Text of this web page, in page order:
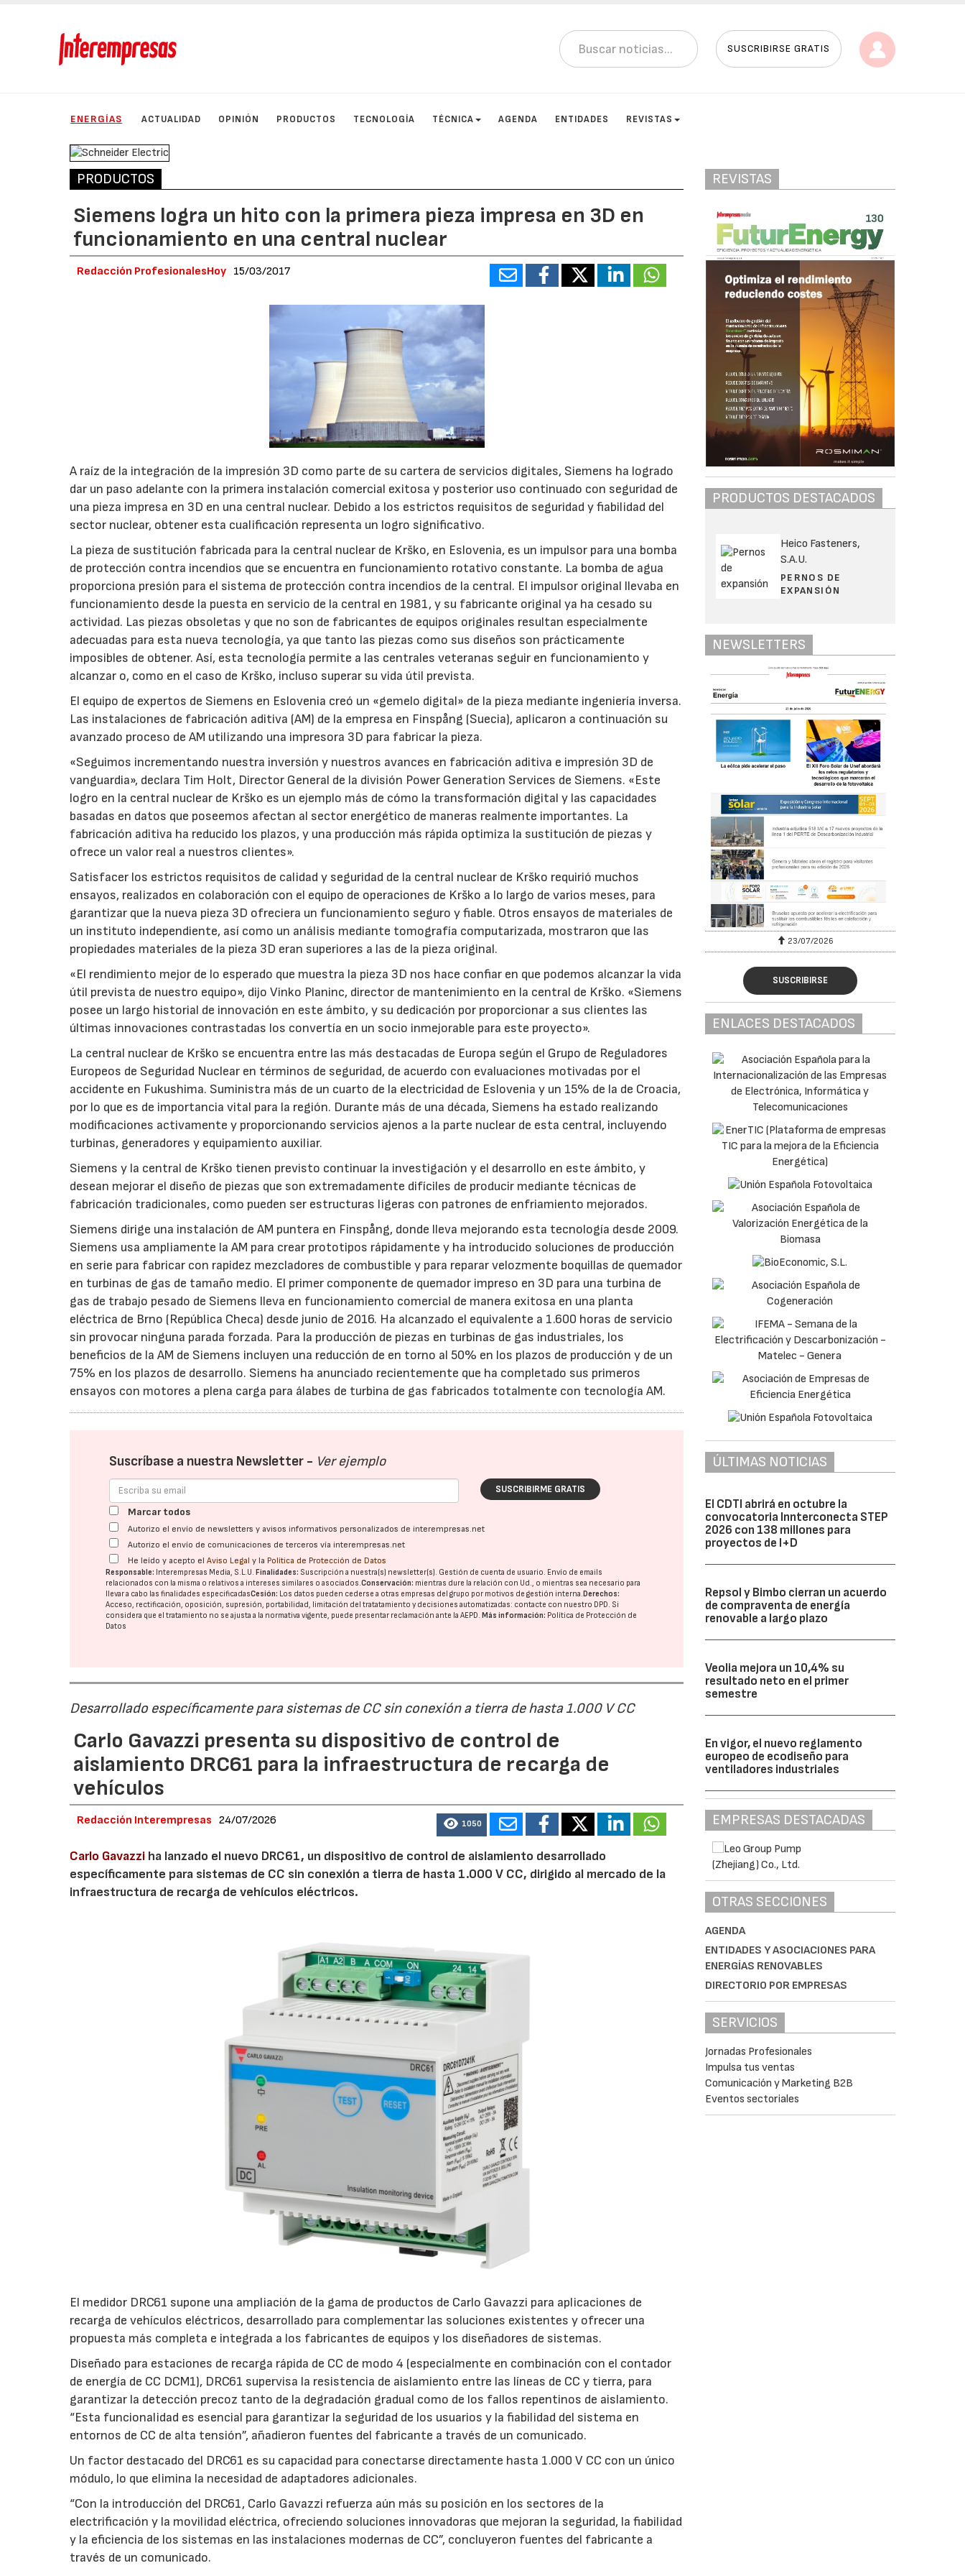
SUSCRIBIRSE GRATIS
ENERGÍAS ACTUALIDAD OPINIÓN PRODUCTOS TECNOLOGÍA TÉCNICA AGENDA ENTIDADES REVISTAS
PRODUCTOS
Siemens logra un hito con la primera pieza impresa en 3D en
funcionamiento en una central nuclear
Redacción ProfesionalesHoy 15/03/2017
A raíz de la integración de la impresión 3D como parte de su cartera de servicios digitales, Siemens ha logrado
dar un paso adelante con la primera instalación comercial exitosa y posterior uso continuado con seguridad de
una pieza impresa en 3D en una central nuclear. Debido a los estrictos requisitos de seguridad y fiabilidad del
sector nuclear, obtener esta cualificación representa un logro significativo.
La pieza de sustitución fabricada para la central nuclear de Krško, en Eslovenia, es un impulsor para una bomba
de protección contra incendios que se encuentra en funcionamiento rotativo constante. La bomba de agua
proporciona presión para el sistema de protección contra incendios de la central. El impulsor original llevaba en
funcionamiento desde la puesta en servicio de la central en 1981, y su fabricante original ya ha cesado su
actividad. Las piezas obsoletas y que no son de fabricantes de equipos originales resultan especialmente
adecuadas para esta nueva tecnología, ya que tanto las piezas como sus diseños son prácticamente
imposibles de obtener. Así, esta tecnología permite a las centrales veteranas seguir en funcionamiento y
alcanzar o, como en el caso de Krško, incluso superar su vida útil prevista.
El equipo de expertos de Siemens en Eslovenia creó un «gemelo digital» de la pieza mediante ingeniería inversa.
Las instalaciones de fabricación aditiva (AM) de la empresa en Finspång (Suecia), aplicaron a continuación su
avanzado proceso de AM utilizando una impresora 3D para fabricar la pieza.
«Seguimos incrementando nuestra inversión y nuestros avances en fabricación aditiva e impresión 3D de
vanguardia», declara Tim Holt, Director General de la división Power Generation Services de Siemens. «Este
logro en la central nuclear de Krško es un ejemplo más de cómo la transformación digital y las capacidades
basadas en datos que poseemos afectan al sector energético de maneras realmente importantes. La
fabricación aditiva ha reducido los plazos, y una producción más rápida optimiza la sustitución de piezas y
ofrece un valor real a nuestros clientes».
Satisfacer los estrictos requisitos de calidad y seguridad de la central nuclear de Krško requirió muchos
ensayos, realizados en colaboración con el equipo de operaciones de Krško a lo largo de varios meses, para
garantizar que la nueva pieza 3D ofreciera un funcionamiento seguro y fiable. Otros ensayos de materiales de
un instituto independiente, así como un análisis mediante tomografía computarizada, mostraron que las
propiedades materiales de la pieza 3D eran superiores a las de la pieza original.
«El rendimiento mejor de lo esperado que muestra la pieza 3D nos hace confiar en que podemos alcanzar la vida
útil prevista de nuestro equipo», dijo Vinko Planinc, director de mantenimiento en la central de Krško. «Siemens
posee un largo historial de innovación en este ámbito, y su dedicación por proporcionar a sus clientes las
últimas innovaciones contrastadas los convertía en un socio inmejorable para este proyecto».
La central nuclear de Krško se encuentra entre las más destacadas de Europa según el Grupo de Reguladores
Europeos de Seguridad Nuclear en términos de seguridad, de acuerdo con evaluaciones motivadas por el
accidente en Fukushima. Suministra más de un cuarto de la electricidad de Eslovenia y un 15% de la de Croacia,
por lo que es de importancia vital para la región. Durante más de una década, Siemens ha estado realizando
modificaciones activamente y proporcionando servicios ajenos a la parte nuclear de esta central, incluyendo
turbinas, generadores y equipamiento auxiliar.
Siemens y la central de Krško tienen previsto continuar la investigación y el desarrollo en este ámbito, y
desean mejorar el diseño de piezas que son extremadamente difíciles de producir mediante técnicas de
fabricación tradicionales, como pueden ser estructuras ligeras con patrones de enfriamiento mejorados.
Siemens dirige una instalación de AM puntera en Finspång, donde lleva mejorando esta tecnología desde 2009.
Siemens usa ampliamente la AM para crear prototipos rápidamente y ha introducido soluciones de producción
en serie para fabricar con rapidez mezcladores de combustible y para reparar velozmente boquillas de quemador
en turbinas de gas de tamaño medio. El primer componente de quemador impreso en 3D para una turbina de
gas de trabajo pesado de Siemens lleva en funcionamiento comercial de manera exitosa en una planta
eléctrica de Brno (República Checa) desde junio de 2016. Ha alcanzado el equivalente a 1.600 horas de servicio
sin provocar ninguna parada forzada. Para la producción de piezas en turbinas de gas industriales, los
beneficios de la AM de Siemens incluyen una reducción de en torno al 50% en los plazos de producción y de un
75% en los plazos de desarrollo. Siemens ha anunciado recientemente que ha completado sus primeros
ensayos con motores a plena carga para álabes de turbina de gas fabricados totalmente con tecnología AM.
Suscríbase a nuestra Newsletter - Ver ejemplo
SUSCRIBIRME GRATIS
Marcar todos
Autorizo el envío de newsletters y avisos informativos personalizados de interempresas.net
Autorizo el envío de comunicaciones de terceros vía interempresas.net
He leído y acepto elAviso Legal y la Política de Protección de Datos
Responsable: Interempresas Media, S.L.U.Finalidades: Suscripción a nuestra(s) newsletter(s). Gestión de cuenta de usuario. Envío de emails
relacionados con la misma o relativos a intereses similares o asociados.Conservación: mientras dure la relación con Ud., o mientras sea necesario para
llevar a cabo las finalidades especificadasCesión: Los datos pueden cederse a otras empresas del grupo por motivos de gestión interna.Derechos:
Acceso, rectificación, oposición, supresión, portabilidad, limitación del tratatamiento y decisiones automatizadas: contacte con nuestro DPD. Si
considera que el tratamiento no se ajusta a la normativa vigente, puede presentar reclamación ante laAEPD.Más información: Política de Protección de
Datos
Desarrollado específicamente para sistemas de CC sin conexión a tierra de hasta 1.000 V CC
Carlo Gavazzi presenta su dispositivo de control de
aislamiento DRC61 para la infraestructura de recarga de
vehículos
Redacción Interempresas 24/07/2026 1050
Carlo Gavazzi ha lanzado el nuevo DRC61, un dispositivo de control de aislamiento desarrollado
específicamente para sistemas de CC sin conexión a tierra de hasta 1.000 V CC, dirigido al mercado de la
infraestructura de recarga de vehículos eléctricos.
El medidor DRC61 supone una ampliación de la gama de productos de Carlo Gavazzi para aplicaciones de
recarga de vehículos eléctricos, desarrollado para complementar las soluciones existentes y ofrecer una
propuesta más completa e integrada a los fabricantes de equipos y los diseñadores de sistemas.
Diseñado para estaciones de recarga rápida de CC de modo 4 (especialmente en combinación con el contador
de energía de CC DCM1), DRC61 supervisa la resistencia de aislamiento entre las líneas de CC y tierra, para
garantizar la detección precoz tanto de la degradación gradual como de los fallos repentinos de aislamiento.
“Esta funcionalidad es esencial para garantizar la seguridad de los usuarios y la fiabilidad del sistema en
entornos de CC de alta tensión”, añadieron fuentes del fabricante a través de un comunicado.
Un factor destacado del DRC61 es su capacidad para conectarse directamente hasta 1.000 V CC con un único
módulo, lo que elimina la necesidad de adaptadores adicionales.
“Con la introducción del DRC61, Carlo Gavazzi refuerza aún más su posición en los sectores de la
electrificación y la movilidad eléctrica, ofreciendo soluciones innovadoras que mejoran la seguridad, la fiabilidad
y la eficiencia de los sistemas en las instalaciones modernas de CC”, concluyeron fuentes del fabricante a
través de un comunicado.
REVISTAS
PRODUCTOS DESTACADOS
Heico Fasteners,
S.A.U.
PERNOS DE
EXPANSIÓN
NEWSLETTERS
23/07/2026
SUSCRIBIRSE
ENLACES DESTACADOS
ÚLTIMAS NOTICIAS
El CDTI abrirá en octubre la
convocatoria Innterconecta STEP
2026 con 138 millones para
proyectos de I+D
Repsol y Bimbo cierran un acuerdo
de compraventa de energía
renovable a largo plazo
Veolia mejora un 10,4% su
resultado neto en el primer
semestre
En vigor, el nuevo reglamento
europeo de ecodiseño para
ventiladores industriales
EMPRESAS DESTACADAS
OTRAS SECCIONES
AGENDA
ENTIDADES Y ASOCIACIONES PARA
ENERGÍAS RENOVABLES
DIRECTORIO POR EMPRESAS
SERVICIOS
Jornadas Profesionales
Impulsa tus ventas
Comunicación y Marketing B2B
Eventos sectoriales